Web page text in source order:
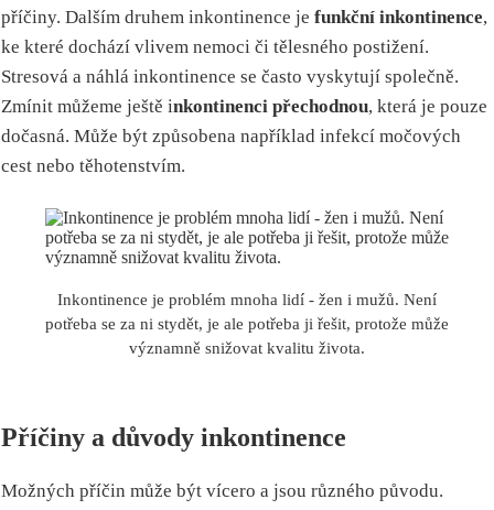
příčiny. Dalším druhem inkontinence je funkční inkontinence,
ke které dochází vlivem nemoci či tělesného postižení.
Stresová a náhlá inkontinence se často vyskytují společně.
Zmínit můžeme ještě inkontinenci přechodnou, která je pouze
dočasná. Může být způsobena například infekcí močových
cest nebo těhotenstvím.
Inkontinence je problém mnoha lidí - žen i mužů. Není
potřeba se za ni stydět, je ale potřeba ji řešit, protože může
významně snižovat kvalitu života.
Příčiny a důvody inkontinence
Možných příčin může být vícero a jsou různého původu.